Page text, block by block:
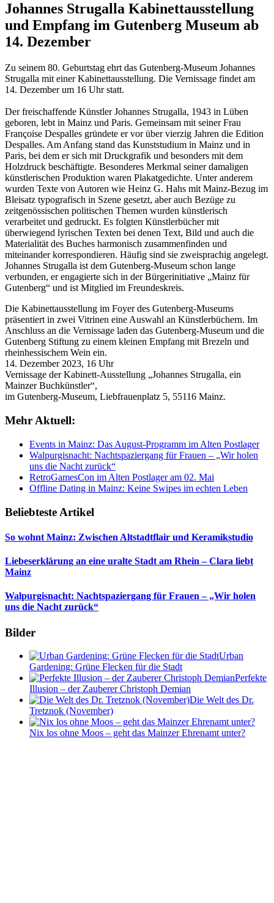
Johannes Strugalla Kabinettausstellung
und Empfang im Gutenberg Museum ab
14. Dezember
Zu seinem 80. Geburtstag ehrt das Gutenberg-Museum Johannes
Strugalla mit einer Kabinettausstellung. Die Vernissage findet am
14. Dezember um 16 Uhr statt.
Der freischaffende Künstler Johannes Strugalla, 1943 in Lüben
geboren, lebt in Mainz und Paris. Gemeinsam mit seiner Frau
Françoise Despalles gründete er vor über vierzig Jahren die Edition
Despalles. Am Anfang stand das Kunststudium in Mainz und in
Paris, bei dem er sich mit Druckgrafik und besonders mit dem
Holzdruck beschäftigte. Besonderes Merkmal seiner damaligen
künstlerischen Produktion waren Plakatgedichte. Unter anderem
wurden Texte von Autoren wie Heinz G. Hahs mit Mainz-Bezug im
Bleisatz typografisch in Szene gesetzt, aber auch Bezüge zu
zeitgenössischen politischen Themen wurden künstlerisch
verarbeitet und gedruckt. Es folgten Künstlerbücher mit
überwiegend lyrischen Texten bei denen Text, Bild und auch die
Materialität des Buches harmonisch zusammenfinden und
miteinander korrespondieren. Häufig sind sie zweisprachig angelegt.
Johannes Strugalla ist dem Gutenberg-Museum schon lange
verbunden, er engagierte sich in der Bürgerinitiative „Mainz für
Gutenberg“ und ist Mitglied im Freundeskreis.
Die Kabinettausstellung im Foyer des Gutenberg-Museums
präsentiert in zwei Vitrinen eine Auswahl an Künstlerbüchern. Im
Anschluss an die Vernissage laden das Gutenberg-Museum und die
Gutenberg Stiftung zu einem kleinen Empfang mit Brezeln und
rheinhessischem Wein ein.
14. Dezember 2023, 16 Uhr
Vernissage der Kabinett-Ausstellung „Johannes Strugalla, ein
Mainzer Buchkünstler“,
im Gutenberg-Museum, Liebfrauenplatz 5, 55116 Mainz.
Mehr Aktuell:
Events in Mainz: Das August-Programm im Alten Postlager
Walpurgisnacht: Nachtspaziergang für Frauen – „Wir holen
uns die Nacht zurück“
RetroGamesCon im Alten Postlager am 02. Mai
Offline Dating in Mainz: Keine Swipes im echten Leben
Beliebteste Artikel
So wohnt Mainz: Zwischen Altstadtflair und Keramikstudio
Liebeserklärung an eine uralte Stadt am Rhein – Clara liebt
Mainz
Walpurgisnacht: Nachtspaziergang für Frauen – „Wir holen
uns die Nacht zurück“
Bilder
Urban
Gardening: Grüne Flecken für die Stadt
Perfekte
Illusion – der Zauberer Christoph Demian
Die Welt des Dr.
Tretznok (November)
Nix los ohne Moos – geht das Mainzer Ehrenamt unter?